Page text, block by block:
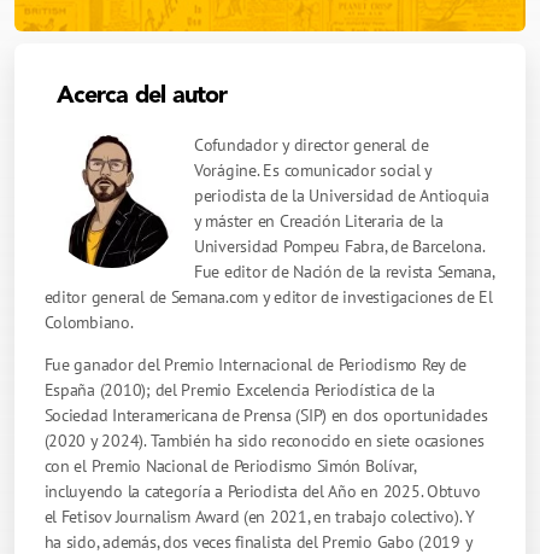
Acerca del autor
Cofundador y director general de
Vorágine. Es comunicador social y
periodista de la Universidad de Antioquia
y máster en Creación Literaria de la
Universidad Pompeu Fabra, de Barcelona.
Fue editor de Nación de la revista Semana,
editor general de Semana.com y editor de investigaciones de El
Colombiano.
Fue ganador del Premio Internacional de Periodismo Rey de
España (2010); del Premio Excelencia Periodística de la
Sociedad Interamericana de Prensa (SIP) en dos oportunidades
(2020 y 2024). También ha sido reconocido en siete ocasiones
con el Premio Nacional de Periodismo Simón Bolívar,
incluyendo la categoría a Periodista del Año en 2025. Obtuvo
el Fetisov Journalism Award (en 2021, en trabajo colectivo). Y
ha sido, además, dos veces finalista del Premio Gabo (2019 y